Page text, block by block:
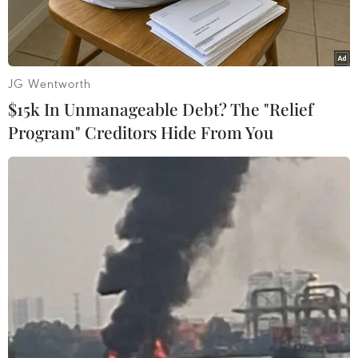
phức tạp.
Những chú vẹt mào lưu huỳnh ở thành phố Sydney, Australia.
(Nguồn: AP
Những chú vẹt mào lưu huỳnh ở thành phố
Sydney, Australia, không chỉ nổi tiếng với vẻ
JG Wentworth
$15k In Unmanageable Debt? The "Relief
Program" Creditors Hide From You